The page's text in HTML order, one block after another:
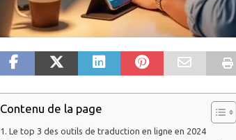
Contenu de la page
Le top 3 des outils de traduction en ligne en 2024